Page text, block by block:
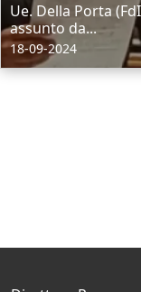
Ue. Della Porta
assunto da...
18-09-2024